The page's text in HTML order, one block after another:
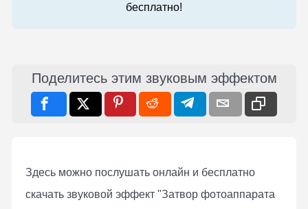
бесплатно!
Поделитесь этим звуковым эффектом
Здесь можно послушать онлaйн и бесплатно
скачать звуковой эффект "Затвор фотоаппарата